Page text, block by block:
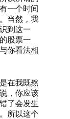
一个时间
当然，我
到这一
股票一
你看法相
在我既然
，你应该
了会发生
所以这个